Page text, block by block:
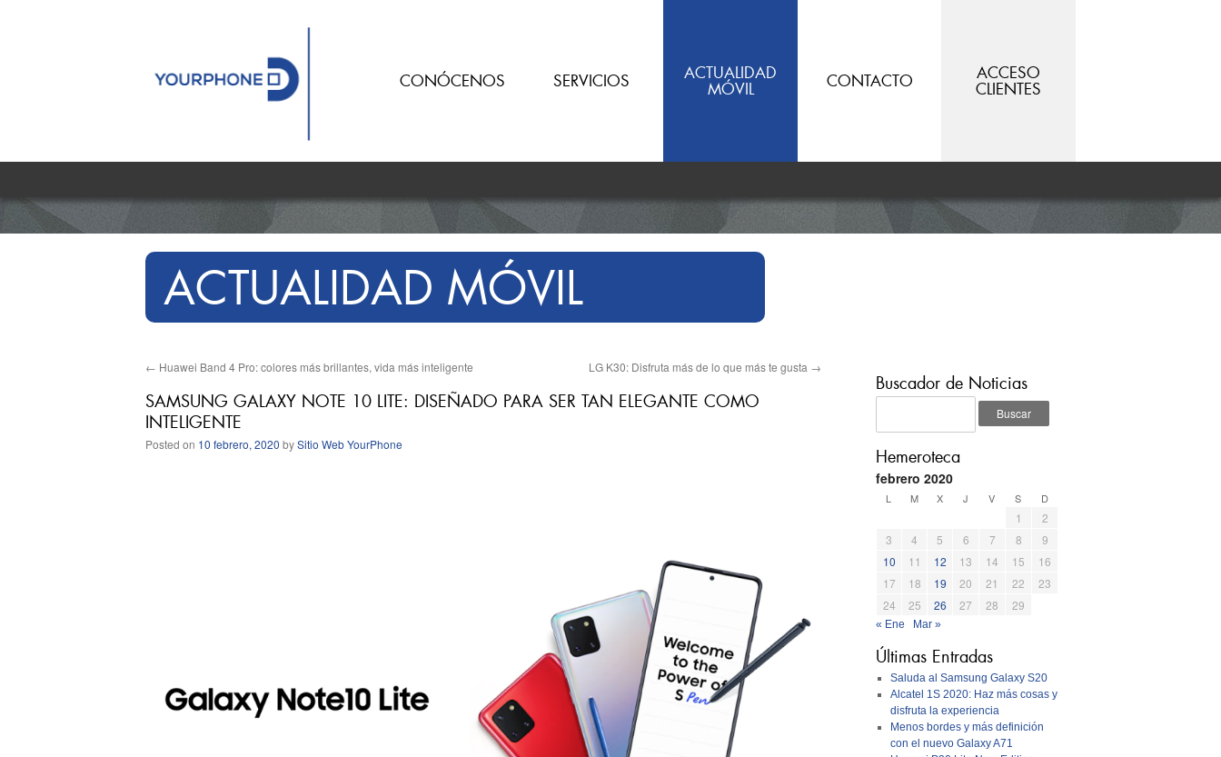
CONÓCENOS SERVICIOS
ACTUALIDAD
MÓVIL
CONTACTO
ACCESO
CLIENTES
ACTUALIDAD MÓVIL
← Huawei Band 4 Pro: colores más brillantes, vida más inteligente LG K30: Disfruta más de lo que más te gusta →
SAMSUNG GALAXY NOTE 10 LITE: DISEÑADO PARA SER TAN ELEGANTE COMO
INTELIGENTE
Posted on 10 febrero, 2020 bySitio Web YourPhone
Buscador de Noticias
Hemeroteca
febrero 2020
L M X J V S D
1
2
3
4 5 6 7 8
9
10
11 12 13 14 15
16
17
18 19 20 21 22
23
24
25 26 27 28 29
« Ene Mar »
Últimas Entradas
Saluda al Samsung Galaxy S20
Alcatel 1S 2020: Haz más cosas y
disfruta la experiencia
Menos bordes y más definición
con el nuevo Galaxy A71